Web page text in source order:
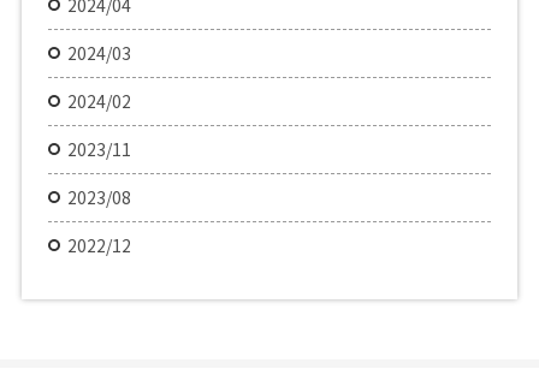
2024/03
2024/02
2023/11
2023/08
2022/12